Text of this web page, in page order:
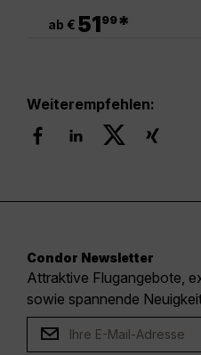
ab € 5199*
Weiterempfehlen:
Condor Newsletter
Attraktive Flugangebote,
sowie spannende